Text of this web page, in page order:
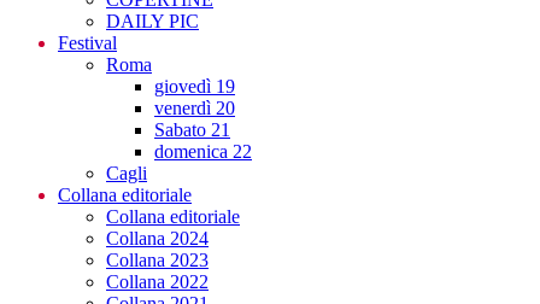
DAILY PIC
Festival
Roma
giovedì 19
venerdì 20
Sabato 21
domenica 22
Cagli
Collana editoriale
Collana editoriale
Collana 2024
Collana 2023
Collana 2022